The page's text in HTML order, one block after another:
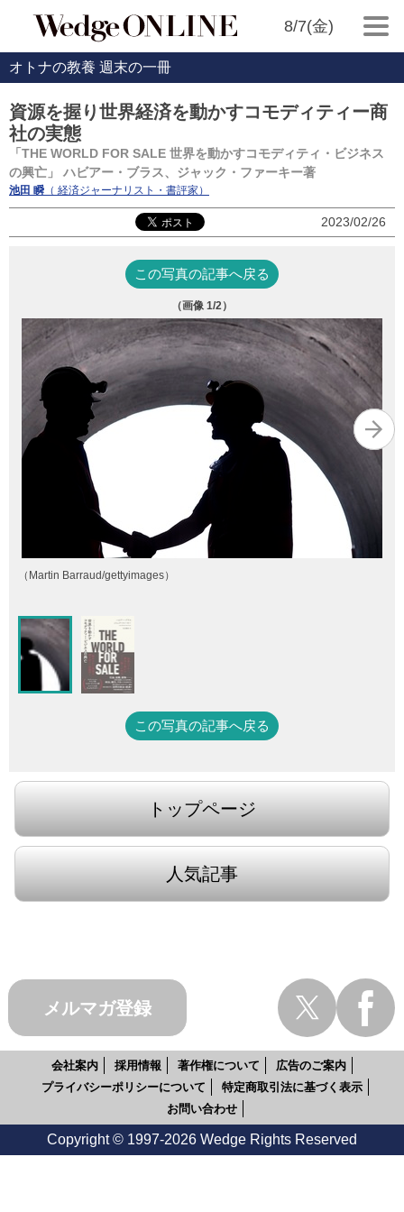
8/7(金)
オトナの教養 週末の一冊
資源を握り世界経済を動かすコモディティー商
社の実態
「THE WORLD FOR SALE 世界を動かすコモディティ・ビジネス
の興亡」 ハビアー・ブラス、ジャック・ファーキー著
池田 瞬 （ 経済ジャーナリスト・書評家）
2023/02/26
この写真の記事へ戻る
（画像 1/2）
（Martin Barraud/gettyimages）
この写真の記事へ戻る
トップページ
人気記事
メルマガ登録
会社案内 採用情報 著作権について
広告のご案内
プライバシーポリシーについて
特定商取引法に基づく表示
お問い合わせ
Copyright © 1997-2026 Wedge Rights Reserved